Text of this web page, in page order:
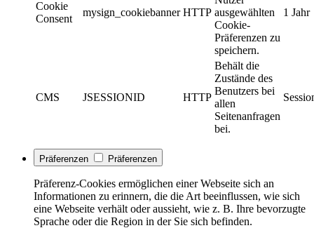
Cookie
Consent
mysign_cookiebanner HTTP ausgewählten
Cookie-
Präferenzen zu
speichern.
1 Jahr
CMS JSESSIONID HTTP
Behält die
Zustände des
Benutzers bei
allen
Seitenanfragen
bei.
Präferenzen Präferenzen
Präferenz-Cookies ermöglichen einer Webseite sich an
Informationen zu erinnern, die die Art beeinflussen, wie sich
eine Webseite verhält oder aussieht, wie z. B. Ihre bevorzugte
Sprache oder die Region in der Sie sich befinden.